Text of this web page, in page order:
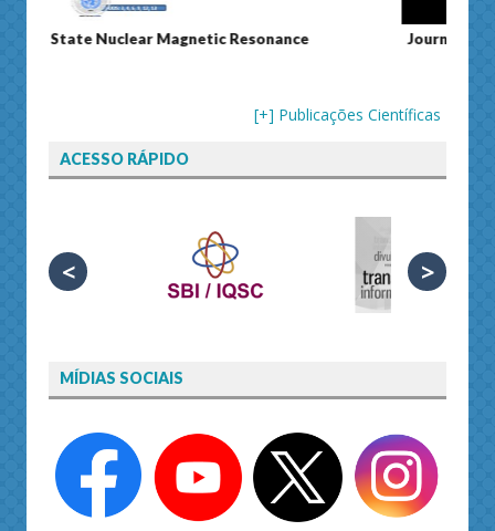
Journal of Separation Science
[+] Publicações Científicas
ACESSO RÁPIDO
< >
MÍDIAS SOCIAIS